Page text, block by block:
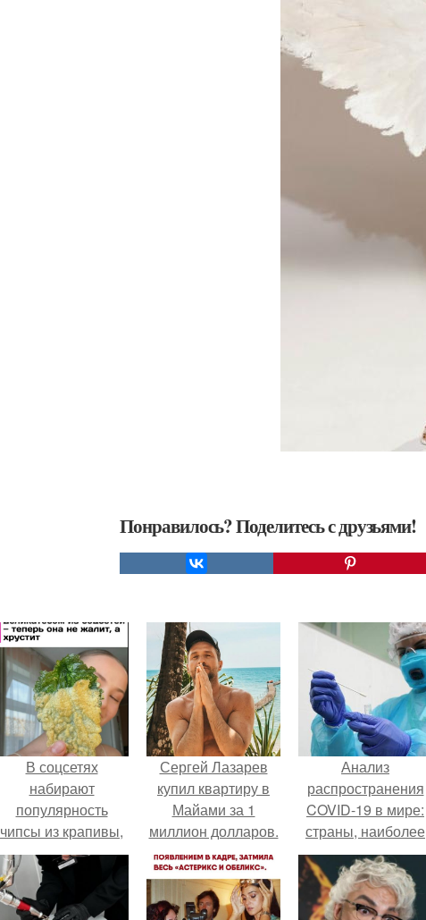
Понравилось? Поделитесь с друзьями!
В соцсетях
набирают
популярность
чипсы из крапивы,
которые
пользователи в
комментариях
Сергей Лазарев
купил квартиру в
Майами за 1
миллион долларов.
Анализ
распространения
COVID-19 в мире:
страны, наиболее
подверженные
пандемии